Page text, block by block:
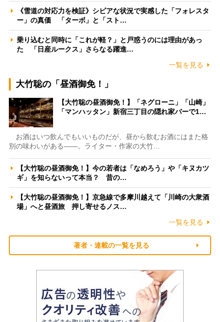
《雪道の対応力を検証》シビアな状況で実感した「フォレスタ
ー」の真価 「ターボ」と「スト…
乗り込むと同時に「これが軽？」と戸惑うのには理由があっ
た 「日産ルークス」さらなる躍進…
一覧を見る
大竹聡の「昼酒御免！」
【大竹聡の昼酒御免！】「ネグローニ」「山崎」
「マンハッタン」新宿三丁目の隠れ家バーで1…
お酒はいつ飲んでもいいものだが、昼から飲むお酒にはまた格
別の味わいがある――。ライター・作家の大竹…
【大竹聡の昼酒御免！】今の若者は「なめろう」や「キヌカツ
ギ」を知らないって本当？ 昔の…
【大竹聡の昼酒御免！】京急線で多摩川越えて「川崎の大衆酒
場」へと昼酒旅 押し寄せるノス…
一覧を見る
著者・連載の一覧を見る